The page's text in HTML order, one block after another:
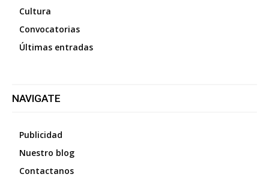
Cultura
Convocatorias
Últimas entradas
NAVIGATE
Publicidad
Nuestro blog
Contactanos